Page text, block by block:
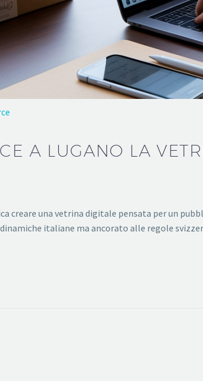
A LUGANO LA
creare una vetrina digitale pensata per un
italiane ma ancorato alle regole